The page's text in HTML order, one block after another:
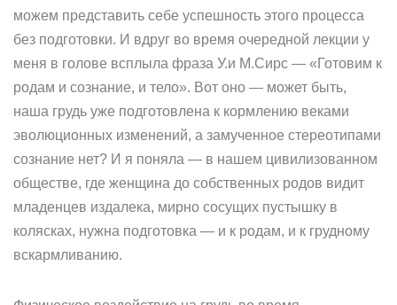
можем представить себе успешность этого процесса
без подготовки. И вдруг во время очередной лекции у
меня в голове всплыла фраза У.и М.Сирс — «Готовим к
родам и сознание, и тело». Вот оно — может быть,
наша грудь уже подготовлена к кормлению веками
эволюционных изменений, а замученное стереотипами
сознание нет? И я поняла — в нашем цивилизованном
обществе, где женщина до собственных родов видит
младенцев издалека, мирно сосущих пустышку в
колясках, нужна подготовка — и к родам, и к грудному
вскармливанию.